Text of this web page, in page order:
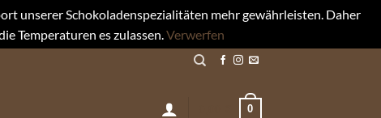
unserer Schokoladenspezialitäten mehr gewährleisten. Daher
Temperaturen es zulassen.Verwerfen
0